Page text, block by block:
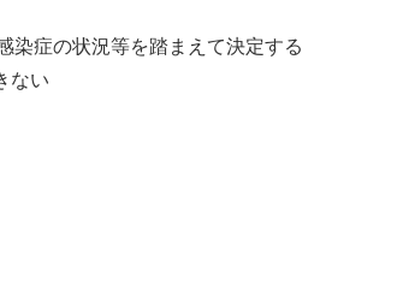
染症の状況等を踏まえて決定する
ない